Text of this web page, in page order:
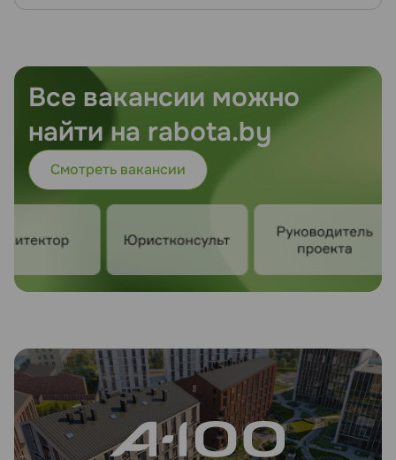
Все вакансии можно
найти на rabota.by
Смотреть вакансии